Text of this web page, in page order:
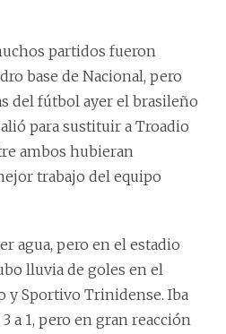
partidos fueron
base de Nacional, pero
del fútbol ayer el brasileño
para sustituir a Troadio
ambos hubieran
trabajo del equipo
agua, pero en el estadio
lluvia de goles en el
y Sportivo Trinidense. Iba
a 1, pero en gran reacción